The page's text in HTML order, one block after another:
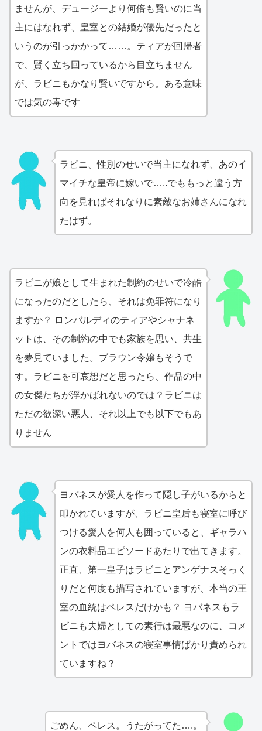
ませんが、デュージーより何倍も賢いのに当
主にはなれず、皇室との結婚が優先だったと
いうのが引っかかって……。ティアが回帰者
で、賢く立ち回っているから目立ちません
が、ラビニもかなり賢いですから。ある意味
では気の毒です
ラビニ、性別のせいで当主になれず、あのイ
マイチな皇帝に嫁いで…..でももっと違う方
向を見ればそれなりに素敵なお姉さんになれ
たはず。
ラビニが娘として生まれた制約のせいで冷酷
になったのだとしたら、それは免罪符になり
ますか？ ロンバルディのティアやシャナネ
ットは、その制約の中でも家族を思い、共生
を夢見ていました。ブラウン令嬢もそうで
す。ラビニを可哀想だと思ったら、作品の中
の女傑たちが浮かばれないのでは？ラビニは
ただの欲深い悪人、それ以上でも以下でもあ
りません
ヨバネスが愛人を作って隠し子がいるからと
叩かれていますが、ラビニ皇后も寝室に呼び
つける愛人を何人も囲っていると、ギャラハ
ンの衣料品エピソードあたりで出てきます。
正直、第一皇子はラビニとアンゲナスそっく
りだと何度も描写されていますが、本当の王
室の血統はペレスだけかも？ ヨバネスもラ
ビニも夫婦としての素行は最悪なのに、コメ
ントではヨバネスの寝室事情ばかり責められ
ていますね？
ごめん、ペレス。うたがってた….。